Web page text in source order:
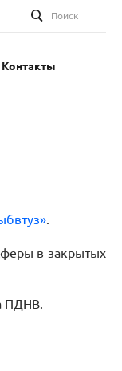
Поиск
Контакты
.
в закрытых
ПДНВ.